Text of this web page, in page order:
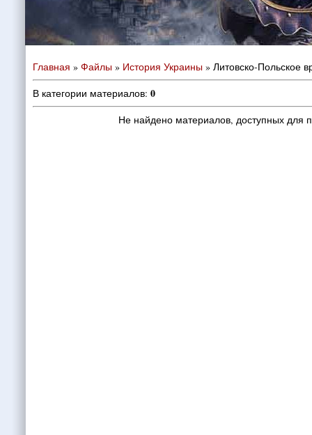
Главная » Файлы » История Украины » Литовско-Польское
В категории материалов: 0
Не найдено материалов, доступных для